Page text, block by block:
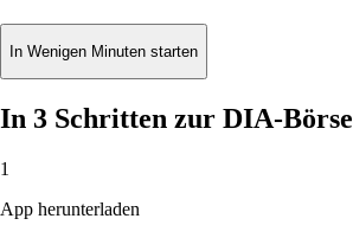
In Wenigen Minuten starten
In 3 Schritten zur DIA-Börse
1
App herunterladen